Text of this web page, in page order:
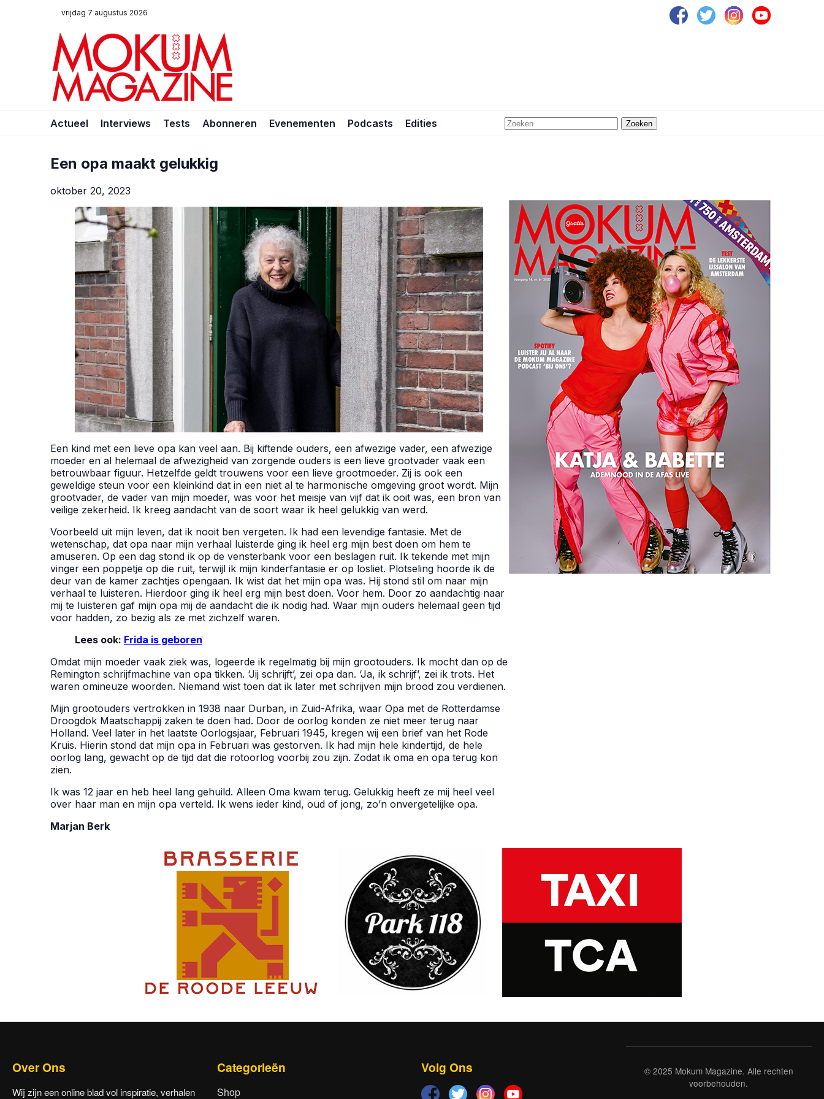
vrijdag 7 augustus 2026
Actueel Interviews Tests Abonneren Evenementen Podcasts Edities Zoeken
Een opa maakt gelukkig
oktober 20, 2023
Een kind met een lieve opa kan veel aan. Bij kiftende ouders, een afwezige vader, een afwezige
moeder en al helemaal de afwezigheid van zorgende ouders is een lieve grootvader vaak een
betrouwbaar figuur. Hetzelfde geldt trouwens voor een lieve grootmoeder. Zij is ook een
geweldige steun voor een kleinkind dat in een niet al te harmonische omgeving groot wordt. Mijn
grootvader, de vader van mijn moeder, was voor het meisje van vijf dat ik ooit was, een bron van
veilige zekerheid. Ik kreeg aandacht van de soort waar ik heel gelukkig van werd.
Voorbeeld uit mijn leven, dat ik nooit ben vergeten. Ik had een levendige fantasie. Met de
wetenschap, dat opa naar mijn verhaal luisterde ging ik heel erg mijn best doen om hem te
amuseren. Op een dag stond ik op de vensterbank voor een beslagen ruit. Ik tekende met mijn
vinger een poppetje op die ruit, terwijl ik mijn kinderfantasie er op losliet. Plotseling hoorde ik de
deur van de kamer zachtjes opengaan. Ik wist dat het mijn opa was. Hij stond stil om naar mijn
verhaal te luisteren. Hierdoor ging ik heel erg mijn best doen. Voor hem. Door zo aandachtig naar
mij te luisteren gaf mijn opa mij de aandacht die ik nodig had. Waar mijn ouders helemaal geen tijd
voor hadden, zo bezig als ze met zichzelf waren.
Lees ook: Frida is geboren
Omdat mijn moeder vaak ziek was, logeerde ik regelmatig bij mijn grootouders. Ik mocht dan op de
Remington schrijfmachine van opa tikken. ‘Jij schrijft’, zei opa dan. ‘Ja, ik schrijf’, zei ik trots. Het
waren omineuze woorden. Niemand wist toen dat ik later met schrijven mijn brood zou verdienen.
Mijn grootouders vertrokken in 1938 naar Durban, in Zuid-Afrika, waar Opa met de Rotterdamse
Droogdok Maatschappij zaken te doen had. Door de oorlog konden ze niet meer terug naar
Holland. Veel later in het laatste Oorlogsjaar, Februari 1945, kregen wij een brief van het Rode
Kruis. Hierin stond dat mijn opa in Februari was gestorven. Ik had mijn hele kindertijd, de hele
oorlog lang, gewacht op de tijd dat die rotoorlog voorbij zou zijn. Zodat ik oma en opa terug kon
zien.
Ik was 12 jaar en heb heel lang gehuild. Alleen Oma kwam terug. Gelukkig heeft ze mij heel veel
over haar man en mijn opa verteld. Ik wens ieder kind, oud of jong, zo’n onvergetelijke opa.
Marjan Berk
Over Ons
Wij zijn een online blad vol inspiratie, verhalen
Categorieën
Shop
Volg Ons
© 2025 Mokum Magazine. Alle rechten
voorbehouden.